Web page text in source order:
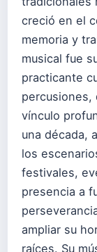
creció en el
memoria y
musical fue
practicante
percusiones,
vínculo
una década,
los
festivales,
presencia a
ampliar su
raíces. Su